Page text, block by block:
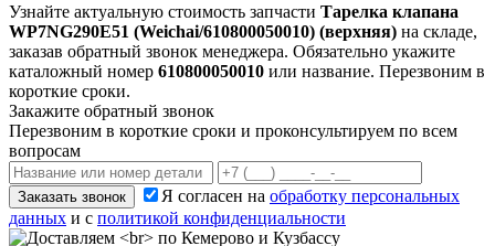
Узнайте актуальную стоимость запчасти Тарелка клапана
WP7NG290E51 (Weichai/610800050010) (верхняя) на складе,
заказав обратный звонок менеджера. Обязательно укажите
каталожный номер 610800050010 или название. Перезвоним в
короткие сроки.
Закажите обратный звонок
Перезвоним в короткие сроки и проконсультируем по всем
вопросам
Заказать звонок Я согласен на обработку персональных
данных и с политикой конфиденциальности